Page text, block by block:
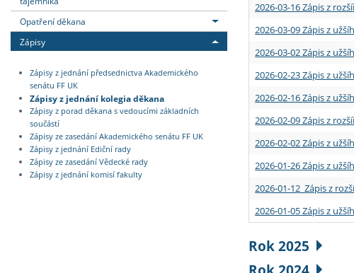
Opatření děkana
Zápisy
Zápisy z jednání předsednictva Akademického
senátu FF UK
Zápisy z jednání kolegia děkana
Zápisy z porad děkana s vedoucími základních
součástí
Zápisy ze zasedání Akademického senátu FF UK
Zápisy z jednání Ediční rady
Zápisy ze zasedání Vědecké rady
Zápisy z jednání komisí fakulty
2026-03-16 Zápis z
2026-03-09 Zápis z
2026-03-02 Zápis z
2026-02-23 Zápis z
2026-02-16 Zápis z
2026-02-09 Zápis z
2026-02-02 Zápis z
2026-01-26 Zápis z
2026-01-12 Zápis z
2026-01-05 Zápis z
Rok 2025